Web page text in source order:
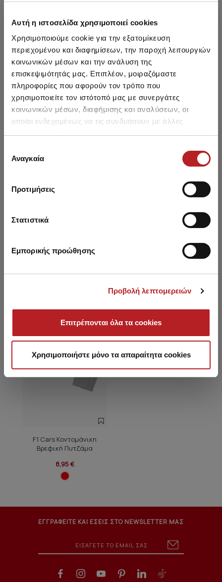
Αυτή η ιστοσελίδα χρησιμοποιεί cookies
Χρησιμοποιούμε cookie για την εξατομίκευση
περιεχομένου και διαφημίσεων, την παροχή λειτουργιών
κοινωνικών μέσων και την ανάλυση της
επισκεψιμότητάς μας. Επιπλέον, μοιραζόμαστε
πληροφορίες που αφορούν τον τρόπο που
χρησιμοποιείτε τον ιστότοπό μας με συνεργάτες
κοινωνικών μέσων, διαφήμισης και αναλύσεων, οι
οποίοι ενδεχομένως να τις συνδυάσουν με άλλες
των υπηρεσιών τους.
συγκατάθεσης
Αναγκαία
Προτιμήσεις
Στατιστικά
Εμπορικής προώθησης
Προβολή λεπτομερειών
Επιτρέπονται όλα τα cookies
Χρησιμοποιήστε μόνο τα απαραίτητα cookies
Μπορεί να σου αρέσει επίσης
HOT OFFER
Βρεφική Πυτζάμα
HOT OFFER
Surf Crew Κοντομάνικη
Βρεφική Πυτζάμα
Είδατε πρόσφατα
F1 Cars Κοντομάνικη
Βρεφική Πυτζάμα
8,95 €
ΕΓΓΡΑΦΕΙΤΕ ΚΑΙ ΕΣΕΙΣ ΣΤΟ NEWSLETTER ΜΑΣ